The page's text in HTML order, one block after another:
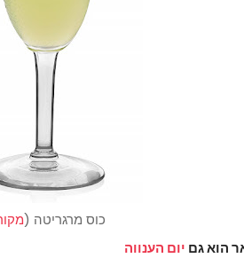
כוס מרגריטה (
יום הענווה